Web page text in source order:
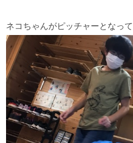
ネコちゃんがピッチャーとなっ